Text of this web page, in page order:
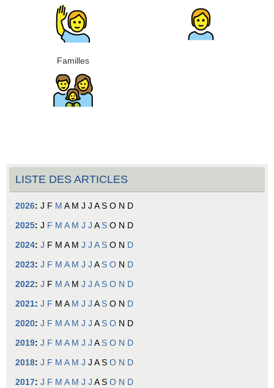
Familles
LISTE DES ARTICLES
2026: J F M A M J J A S O N D
2025: J F M A M J J A S O N D
2024: J F M A M J J A S O N D
2023: J F M A M J J A S O N D
2022: J F M A M J J A S O N D
2021: J F M A M J J A S O N D
2020: J F M A M J J A S O N D
2019: J F M A M J J A S O N D
2018: J F M A M J J A S O N D
2017: J F M A M J J A S O N D